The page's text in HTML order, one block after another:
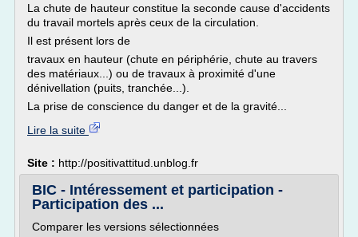
La chute de hauteur constitue la seconde cause d'accidents
du travail mortels après ceux de la circulation.
Il est présent lors de
travaux en hauteur (chute en périphérie, chute au travers
des matériaux...) ou de travaux à proximité d'une
dénivellation (puits, tranchée...).
La prise de conscience du danger et de la gravité...
Lire la suite
Site : http://positivattitud.unblog.fr
BIC - Intéressement et participation -
Participation des ...
Comparer les versions sélectionnées